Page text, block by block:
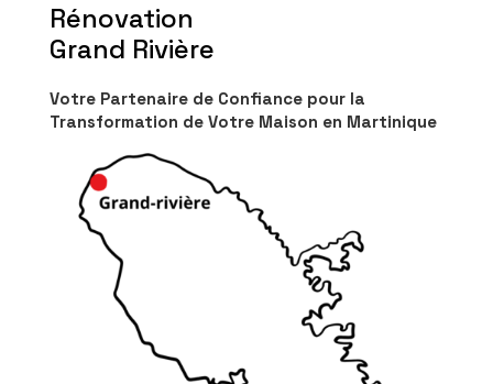
Rénovation
Grand Rivière
Votre Partenaire de Confiance pour la
Transformation de Votre Maison en Martinique